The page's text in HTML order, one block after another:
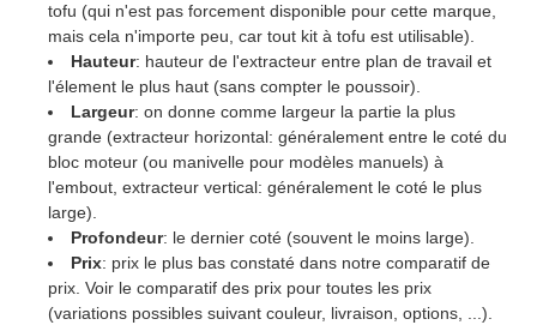
tofu (qui n'est pas forcement disponible pour cette marque,
mais cela n'importe peu, car tout kit à tofu est utilisable).
Hauteur: hauteur de l'extracteur entre plan de travail et
l'élement le plus haut (sans compter le poussoir).
Largeur: on donne comme largeur la partie la plus
grande (extracteur horizontal: généralement entre le coté du
bloc moteur (ou manivelle pour modèles manuels) à
l'embout, extracteur vertical: généralement le coté le plus
large).
Profondeur: le dernier coté (souvent le moins large).
Prix: prix le plus bas constaté dans notre comparatif de
prix. Voir le comparatif des prix pour toutes les prix
(variations possibles suivant couleur, livraison, options, ...).